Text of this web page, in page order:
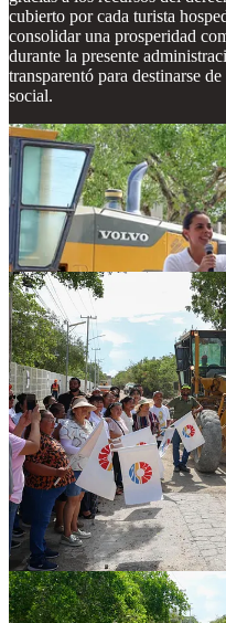
cubierto por cada turista
consolidar una prosperidad
durante la presente
transparentó para destinarse
social.
“Esta la primera etapa en
45-A y de la 45-A a la
2026. Contempla además
también el paso peatonal que
recién transformada porque de
velocidad y ponemos como